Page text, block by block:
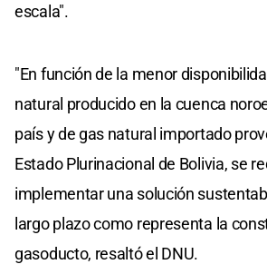
escala".
"En función de la menor
natural producido en la cuenca
país y de gas natural importado
Estado Plurinacional de Bolivia, se
implementar una solución
largo plazo como representa la
gasoducto, resaltó el DNU.